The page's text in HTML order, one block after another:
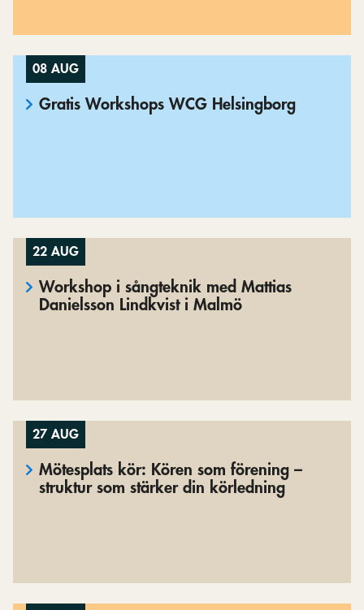
08 AUG
Gratis Workshops WCG Helsingborg
22 AUG
Workshop i sångteknik med Mattias
Danielsson Lindkvist i Malmö
27 AUG
Mötesplats kör: Kören som förening –
struktur som stärker din körledning